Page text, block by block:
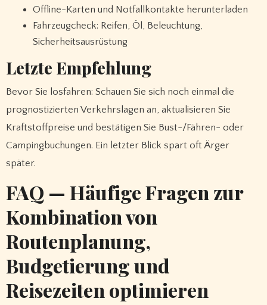
Offline-Karten und Notfallkontakte herunterladen
Fahrzeugcheck: Reifen, Öl, Beleuchtung,
Sicherheitsausrüstung
Letzte Empfehlung
Bevor Sie losfahren: Schauen Sie sich noch einmal die
prognostizierten Verkehrslagen an, aktualisieren Sie
Kraftstoffpreise und bestätigen Sie Bust-/Fähren- oder
Campingbuchungen. Ein letzter Blick spart oft Ärger
später.
FAQ — Häufige Fragen zur
Kombination von
Routenplanung,
Budgetierung und
Reisezeiten optimieren